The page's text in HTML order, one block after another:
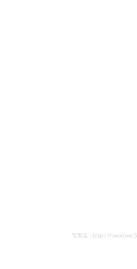
引用元：https://